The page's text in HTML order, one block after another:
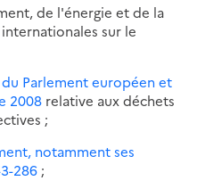
de l'énergie et de la
sur le
Parlement européen et
2008 relative aux déchets
;
notamment ses
286 ;